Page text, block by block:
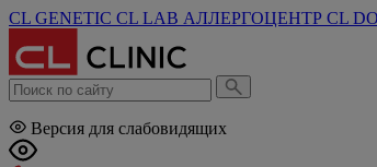
CL GENETIC CL LAB АЛЛЕРГОЦЕНТР CL
Версия для слабовидящих